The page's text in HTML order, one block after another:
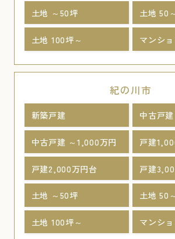
土地 ～50坪 土地 50
土地 100坪～ マンシ
紀の川市
新築戸建 中古戸建
中古戸建 ～1,000万円 戸建
戸建2,000万円台 戸建
土地 ～50坪 土地 50
土地 100坪～ マンシ